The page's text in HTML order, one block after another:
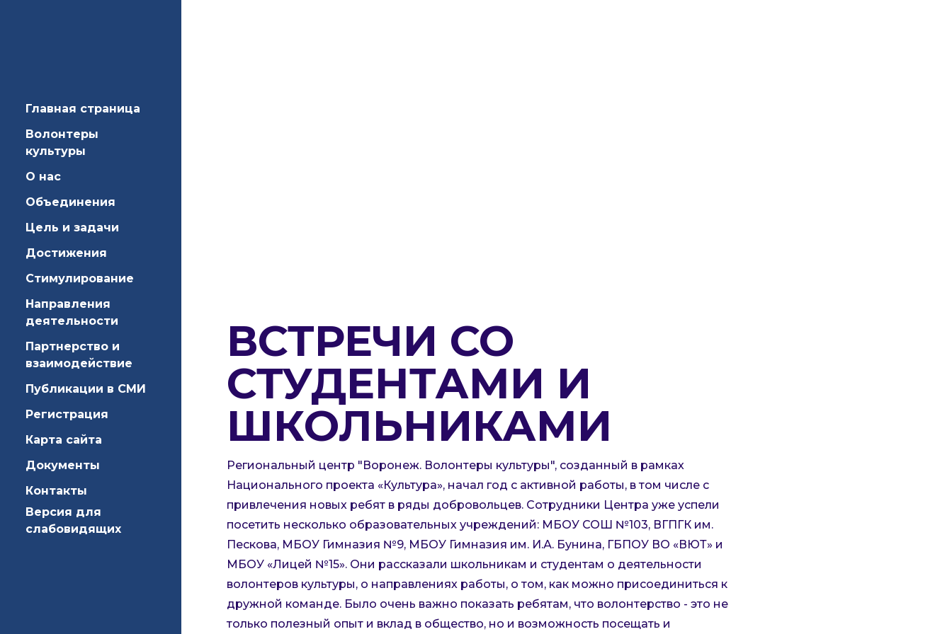
Главная страница
Волонтеры
культуры
О нас
Объединения
Цель и задачи
Достижения
Стимулирование
Направления
деятельности
Партнерство и
взаимодействие
Публикации в СМИ
Регистрация
Карта сайта
Документы
Контакты
Версия для
слабовидящих
ВСТРЕЧИ СО
СТУДЕНТАМИ И
ШКОЛЬНИКАМИ
Региональный центр "Воронеж. Волонтеры культуры", созданный в рамках
Национального проекта «Культура», начал год с активной работы, в том числе с
привлечения новых ребят в ряды добровольцев. Сотрудники Центра уже успели
посетить несколько образовательных учреждений: МБОУ СОШ №103, ВГПГК им.
Пескова, МБОУ Гимназия №9, МБОУ Гимназия им. И.А. Бунина, ГБПОУ ВО «ВЮТ» и
МБОУ «Лицей №15». Они рассказали школьникам и студентам о деятельности
волонтеров культуры, о направлениях работы, о том, как можно присоединиться к
дружной команде. Было очень важно показать ребятам, что волонтерство - это не
только полезный опыт и вклад в общество, но и возможность посещать и